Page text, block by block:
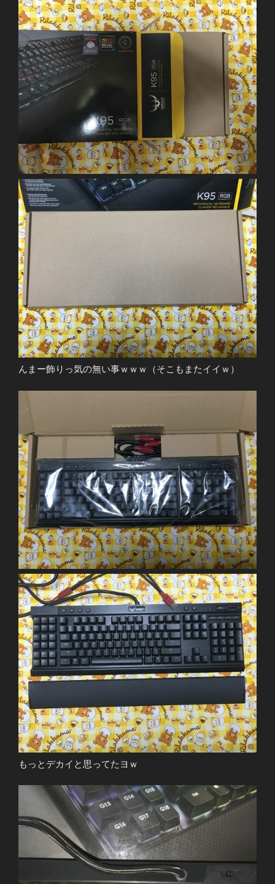
んまー飾りっ気の無い事ｗｗｗ（そこもまたイイｗ）
もっとデカイと思ってたヨｗ